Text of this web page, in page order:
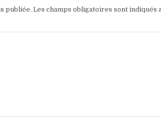
publiée. Les champs obligatoires sont indiqués